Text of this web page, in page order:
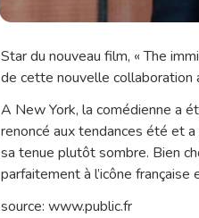
Star du nouveau film, « The
de cette nouvelle collaboration
A New York, la comédienne a
renoncé aux tendances été et
sa tenue plutôt sombre. Bien
parfaitement à l’icône
source: www.public.fr